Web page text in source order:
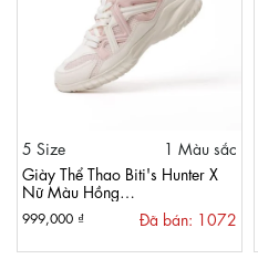
5 Size
1 Màu sắc
Giày Thể Thao Biti's Hunter X
Nữ Màu Hồng
HSW011700HOG
999,000 ₫ Đã bán: 1072